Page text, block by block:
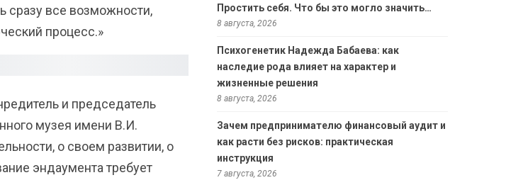
сразу все возможности,
процесс.»
и председатель
музея имени В.И.
о своем развитии, о
эндаумента требует
Простить себя. Что бы это могло значить…
8 августа, 2026
Психогенетик Надежда Бабаева: как
наследие рода влияет на характер и
жизненные решения
8 августа, 2026
Зачем предпринимателю финансовый аудит и
как расти без рисков: практическая
инструкция
7 августа, 2026